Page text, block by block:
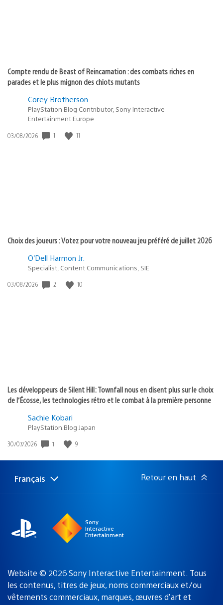
Compte rendu de Beast of Reincarnation : des combats riches en
parades et le plus mignon des chiots mutants
Corey Brotherson
PlayStation Blog Contributor, Sony Interactive
Entertainment Europe
Date
03/08/2026 1 11
Choix des joueurs : Votez pour votre nouveau jeu préféré de juillet 2026
O’Dell Harmon Jr.
Specialist, Content Communications, SIE
Date
03/08/2026 2 10
Les développeurs de Silent Hill: Townfall nous en disent plus sur le choix
de l’Écosse, les technologies rétro et le combat à la première personne
Sachie Kobari
PlayStation.Blog Japan
Date
publication
30/07/2026 1 9
Choisir
une
Région
actuelle
Français Retour en haut
Sony
Interactive
Entertainment
Website © 2026 Sony Interactive Entertainment. Tous
les contenus, titres de jeux, noms commerciaux et/ou
vêtements commerciaux, marques, œuvres d’art et